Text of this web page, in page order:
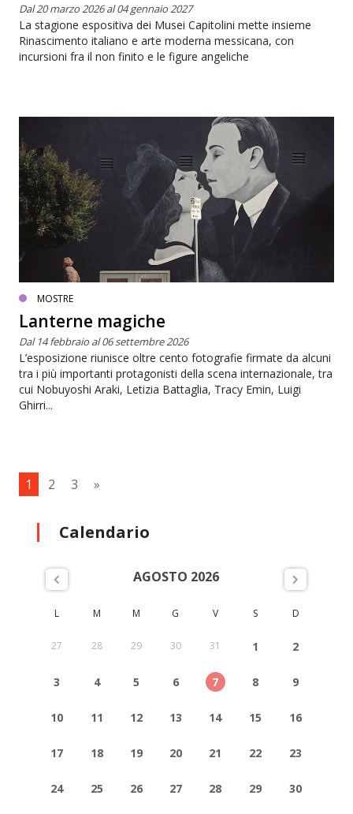
Dal 20 marzo 2026 al 04 gennaio 2027
La stagione espositiva dei Musei Capitolini mette insieme
Rinascimento italiano e arte moderna messicana, con
incursioni fra il non finito e le figure angeliche
MOSTRE
Lanterne magiche
Dal 14 febbraio al 06 settembre 2026
L’esposizione riunisce oltre cento fotografie firmate da alcuni
tra i più importanti protagonisti della scena internazionale, tra
cui Nobuyoshi Araki, Letizia Battaglia, Tracy Emin, Luigi
Ghirri...
1 2 3 »
Calendario
AGOSTO 2026
L M M G V S D
27 28 29 30 31 1 2
3 4 5 6 7 8 9
10 11 12 13 14 15 16
17 18 19 20 21 22 23
24 25 26 27 28 29 30